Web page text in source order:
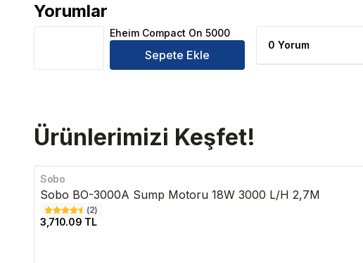
Yorumlar
Eheim Compact On 5000 Ürün Yorumları
Eheim Compact On 5000
Sepete Ekle
0 Yorum
Ürünlerimizi Keşfet!
Sobo
Sobo BO-3000A Sump Motoru 18W 3000 L/H 2,7M
(2)
3,710.09 TL